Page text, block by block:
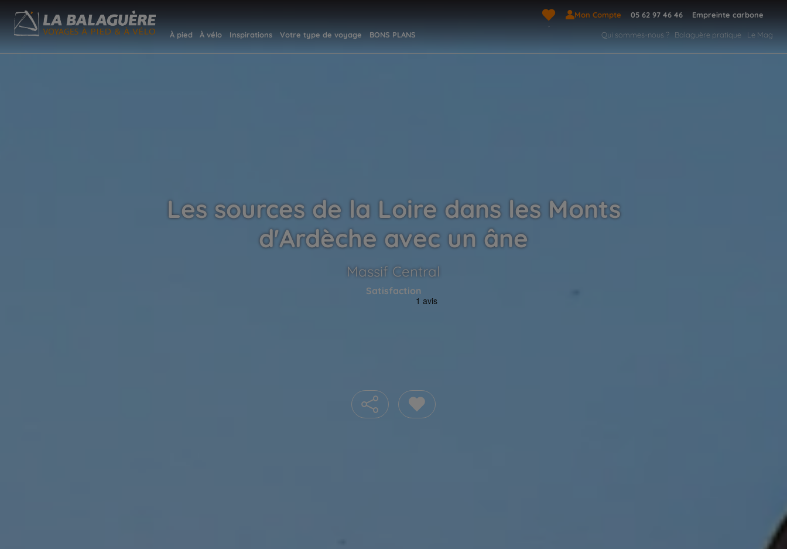
Mon Compte 05 62 97 46 46 Empreinte carbone
À pied À vélo Inspirations Votre type de voyage BONS PLANS Qui sommes-nous ? Balaguère pratique Le Mag
Les sources de la Loire dans les Monts
d'Ardèche avec un âne
Massif Central
Satisfaction